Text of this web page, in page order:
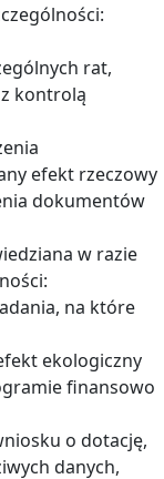
rat,
kontrolą
efekt rzeczowy
dokumentów
w razie
na które
ekologiczny
finansowo
o dotację,
danych,